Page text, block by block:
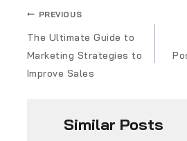
PREVIOUS
The Ultimate Guide to
Marketing Strategies to
Improve Sales
Similar Posts